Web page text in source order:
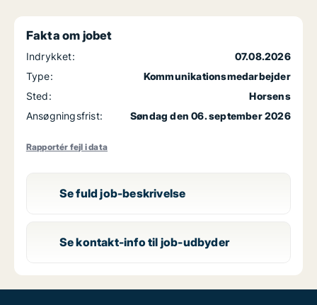
Fakta om jobet
Indrykket:
07.08.2026
Type:
Kommunikationsmedarbejder
Sted:
Horsens
Ansøgningsfrist:
Søndag den 06. september 2026
Rapportér fejl i data
Se fuld job-beskrivelse
Se kontakt-info til job-udbyder